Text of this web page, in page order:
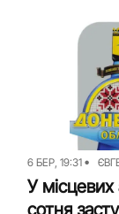
таких 16: у...
6 БЕР, 19:31
У місцевих
сотня